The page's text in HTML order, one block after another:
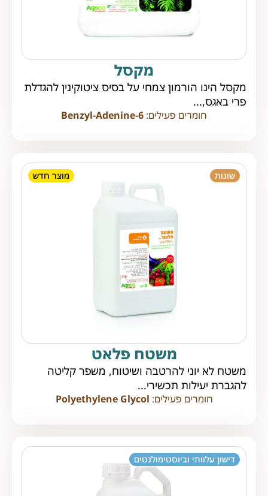
מקסל
מקסל הינו הורמון צמחי על בסיס ציטוקינין להגדלת
פרי באגס,...
חומרים פעילים: 6-Benzyl-Adenine
שונות מוצר חדש
משטח פלאט
משטח לא יוני להרטבה ושיטוח, משפר קליטה
להגברת יעילות תכשירי...
חומרים פעילים: Polyethylene Glycol
דישון עלוותי וביוסטימולנטים